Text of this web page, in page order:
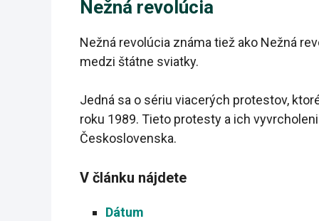
Nežná revolúcia
Nežná revolúcia známa tiež ako Nežná
medzi štátne sviatky.
Jedná sa o sériu viacerých protestov,
roku 1989. Tieto protesty a ich
Československa.
V článku nájdete
Dátum